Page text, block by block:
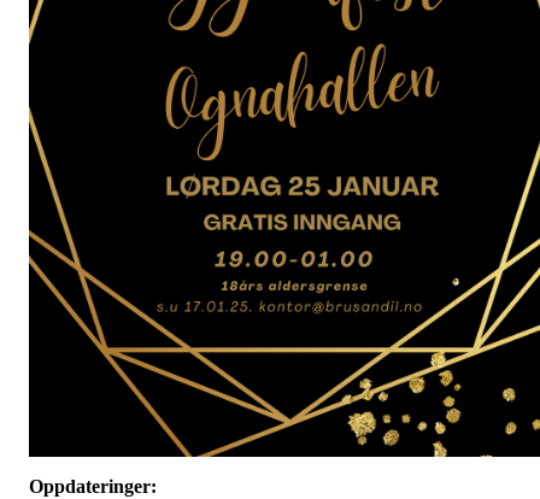
Oppdateringer: